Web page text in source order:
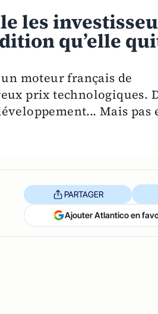
les
qu’elle
moteur français de
prix technologiques.
Mais pas
PARTAGER
Ajouter Atlantico en